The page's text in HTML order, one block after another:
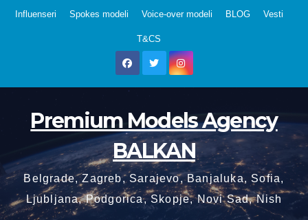
Influenseri Spokes modeli Voice-over modeli BLOG Vesti
T&CS
Premium Models Agency
BALKAN
Belgrade, Zagreb, Sarajevo, Banjaluka, Sofia,
Ljubljana, Podgorica, Skopje, Novi Sad, Nish